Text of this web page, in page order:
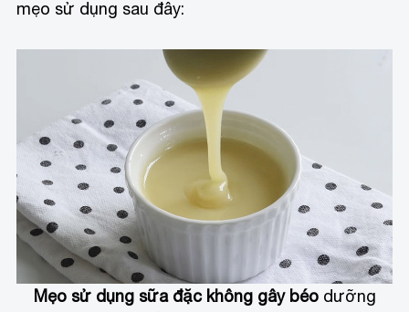
mẹo sử dụng sau đây:
Mẹo sử dụng sữa đặc không gây béodưỡng